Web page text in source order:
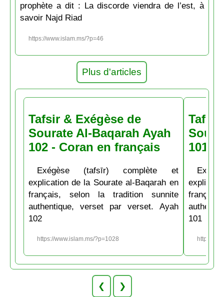
prophète a dit : La discorde viendra de l’est, à
savoir Najd Riad
https://www.islam.ms/?p=46
Plus d'articles
Tafsir & Exégèse de
Sourate Al-Baqarah Ayah
102 - Coran en français
Exégèse (tafsīr) complète et
explication de la Sourate al-Baqarah en
français, selon la tradition sunnite
authentique, verset par verset. Ayah
102
https://www.islam.ms/?p=1028
Tafsir
101 -
101
https://
❮ ❯